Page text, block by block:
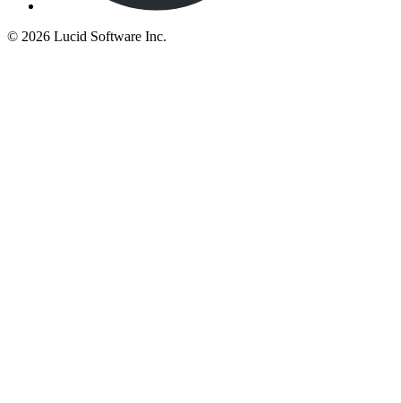
© 2026 Lucid Software Inc.